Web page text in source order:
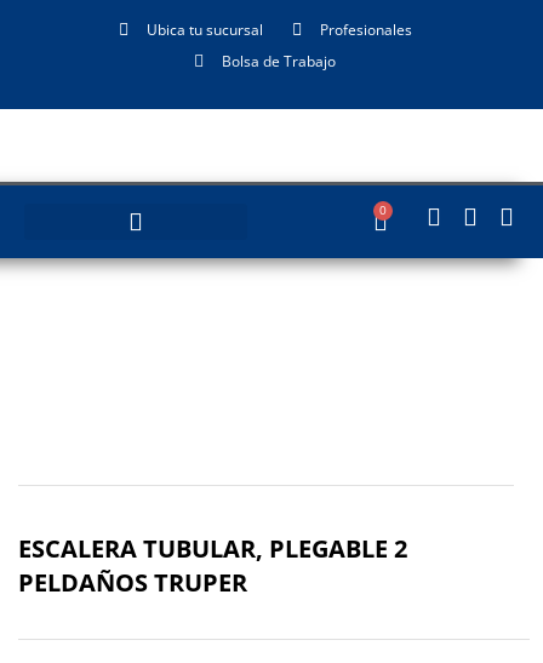
Ubica tu sucursal
Profesionales
Bolsa de Trabajo
0
ESCALERA TUBULAR, PLEGABLE 2
PELDAÑOS TRUPER